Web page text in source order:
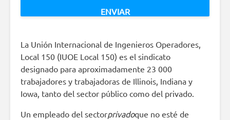
La Unión Internacional de Ingenieros Operadores,
Local 150 (IUOE Local 150) es el sindicato
designado para aproximadamente 23 000
trabajadores y trabajadoras de Illinois, Indiana y
Iowa, tanto del sector público como del privado.
Un empleado del sectorprivadoque no esté de